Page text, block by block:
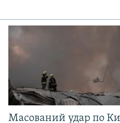
Масований удар по